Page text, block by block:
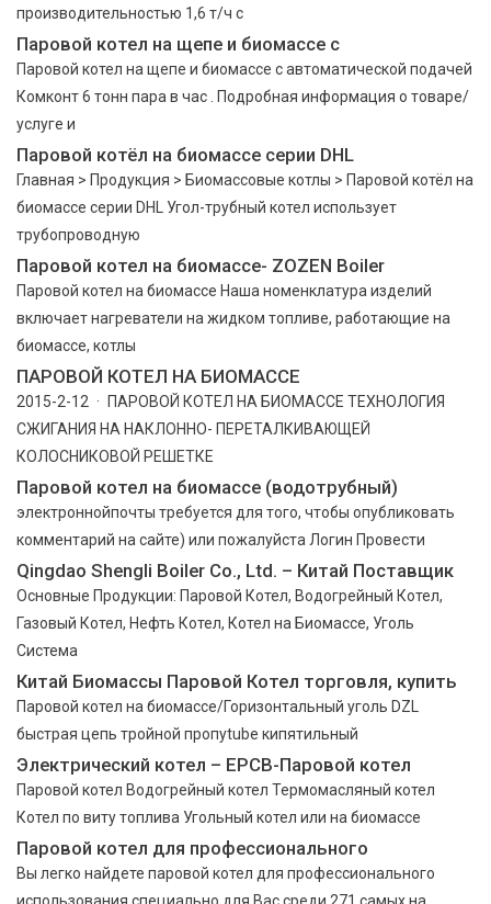
производительностью 1,6 т/ч с
Паровой котел на щепе и биомассе с
Паровой котел на щепе и биомассе с автоматической подачей
Комконт 6 тонн пара в час . Подробная информация о товаре/
услуге и
Паровой котёл на биомассе серии DHL
Главная > Продукция > Биомассовые котлы > Паровой котёл на
биомассе серии DHL Угол-трубный котел использует
трубопроводную
Паровой котел на биомассе- ZOZEN Boiler
Паровой котел на биомассе Наша номенклатура изделий
включает нагреватели на жидком топливе, работающие на
биомассе, котлы
ПАРОВОЙ КОТЕЛ НА БИОМАССЕ
2015-2-12 · ПАРОВОЙ КОТЕЛ НА БИОМАССЕ ТЕХНОЛОГИЯ
СЖИГАНИЯ НА НАКЛОННО- ПЕРЕТАЛКИВАЮЩЕЙ
КОЛОСНИКОВОЙ РЕШЕТКЕ
Паровой котел на биомассе (водотрубный)
электроннойпочты требуется для того, чтобы опубликовать
комментарий на сайте) или пожалуйста Логин Провести
Qingdao Shengli Boiler Co., Ltd. – Китай Поставщик
Основные Продукции: Паровой Котел, Водогрейный Котел,
Газовый Котел, Нефть Котел, Котел на Биомассе, Уголь
Система
Китай Биомассы Паровой Котел торговля, купить
Паровой котел на биомассе/Горизонтальный уголь DZL
быстрая цепь тройной пропуtube кипятильный
Электрический котел – EPCB-Паровой котел
Паровой котел Водогрейный котел Термомасляный котел
Котел по виту топлива Угольный котел или на биомассе
Паровой котел для профессионального
Вы легко найдете паровой котел для профессионального